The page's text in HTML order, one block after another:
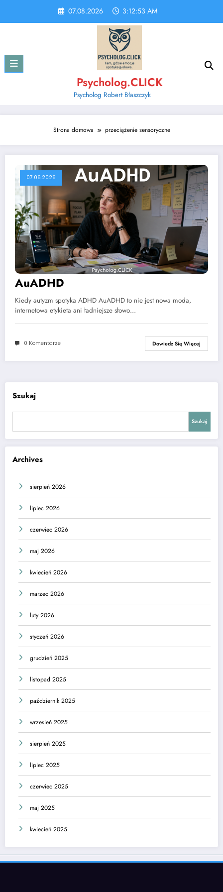
content
07.08.2026 3:12:53 AM
Psycholog.CLICK
Psycholog Robert Błaszczyk
Strona domowa przeciążenie sensoryczne
07.06.2026
AuADHD
Kiedy autyzm spotyka ADHD AuADHD to nie jest nowa moda,
internetowa etykieta ani ładniejsze słowo…
0 Komentarze Dowiedz Się Więcej
Szukaj
Szukaj
Archives
sierpień 2026
lipiec 2026
czerwiec 2026
maj 2026
kwiecień 2026
marzec 2026
luty 2026
styczeń 2026
grudzień 2025
listopad 2025
październik 2025
wrzesień 2025
sierpień 2025
lipiec 2025
czerwiec 2025
maj 2025
kwiecień 2025